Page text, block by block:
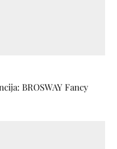
BROSWAY Fancy